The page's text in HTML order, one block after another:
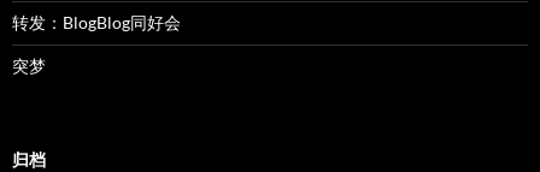
转发：BlogBlog同好会
突梦
归档